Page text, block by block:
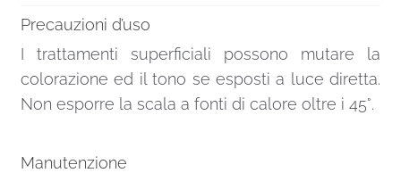
Precauzioni d’uso
I trattamenti superficiali possono mutare la
colorazione ed il tono se esposti a luce diretta.
Non esporre la scala a fonti di calore oltre i 45°.
Manutenzione